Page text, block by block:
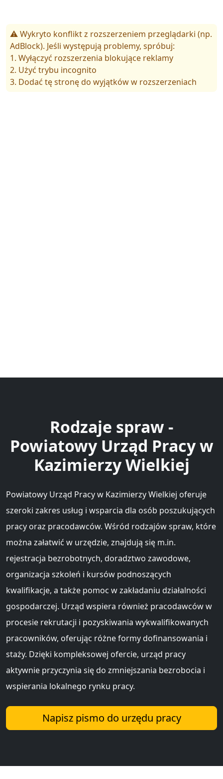
⚠️ Wykryto konflikt z rozszerzeniem przeglądarki (np.
AdBlock). Jeśli występują problemy, spróbuj:
1. Wyłączyć rozszerzenia blokujące reklamy
2. Użyć trybu incognito
3. Dodać tę stronę do wyjątków w rozszerzeniach
Rodzaje spraw -
Powiatowy Urząd Pracy w
Kazimierzy Wielkiej
Powiatowy Urząd Pracy w Kazimierzy Wielkiej oferuje
szeroki zakres usług i wsparcia dla osób poszukujących
pracy oraz pracodawców. Wśród rodzajów spraw, które
można załatwić w urzędzie, znajdują się m.in.
rejestracja bezrobotnych, doradztwo zawodowe,
organizacja szkoleń i kursów podnoszących
kwalifikacje, a także pomoc w zakładaniu działalności
gospodarczej. Urząd wspiera również pracodawców w
procesie rekrutacji i pozyskiwania wykwalifikowanych
pracowników, oferując różne formy dofinansowania i
staży. Dzięki kompleksowej ofercie, urząd pracy
aktywnie przyczynia się do zmniejszania bezrobocia i
wspierania lokalnego rynku pracy.
Napisz pismo do urzędu pracy